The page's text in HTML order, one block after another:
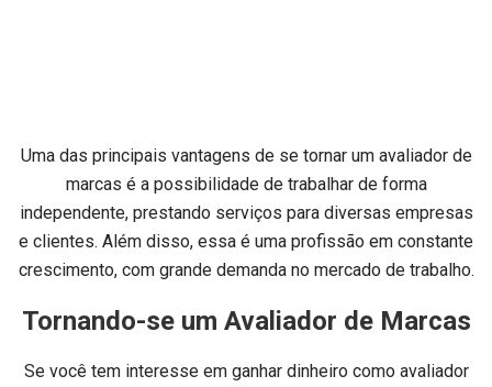
Uma das principais vantagens de se tornar um avaliador de
marcas é a possibilidade de trabalhar de forma
independente, prestando serviços para diversas empresas
e clientes. Além disso, essa é uma profissão em constante
crescimento, com grande demanda no mercado de trabalho.
Tornando-se um Avaliador de Marcas
Se você tem interesse em ganhar dinheiro como avaliador